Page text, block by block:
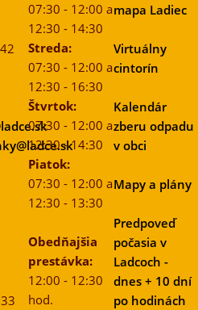
07:30 - 12:00 a
12:30 - 14:30
Streda:
07:30 - 12:00 a
12:30 - 16:30
Štvrtok:
07:30 - 12:00 a
12:30 - 14:30
Piatok:
07:30 - 12:00 a
12:30 - 13:30
Obedňajšia
prestávka:
12:00 - 12:30
hod.
mapa Ladiec
Virtuálny
cintorín
Kalendár
zberu odpadu
v obci
Mapy a plány
Predpoveď
počasia v
Ladcoch -
dnes + 10 dní
po hodinách